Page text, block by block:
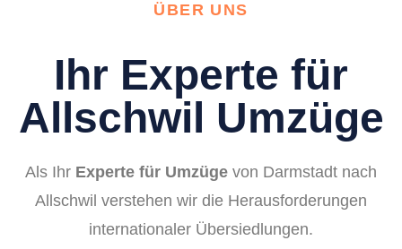
ÜBER UNS
Ihr Experte für
Allschwil Umzüge
Als Ihr Experte für Umzüge von Darmstadt nach
Allschwil verstehen wir die Herausforderungen
internationaler Übersiedlungen.